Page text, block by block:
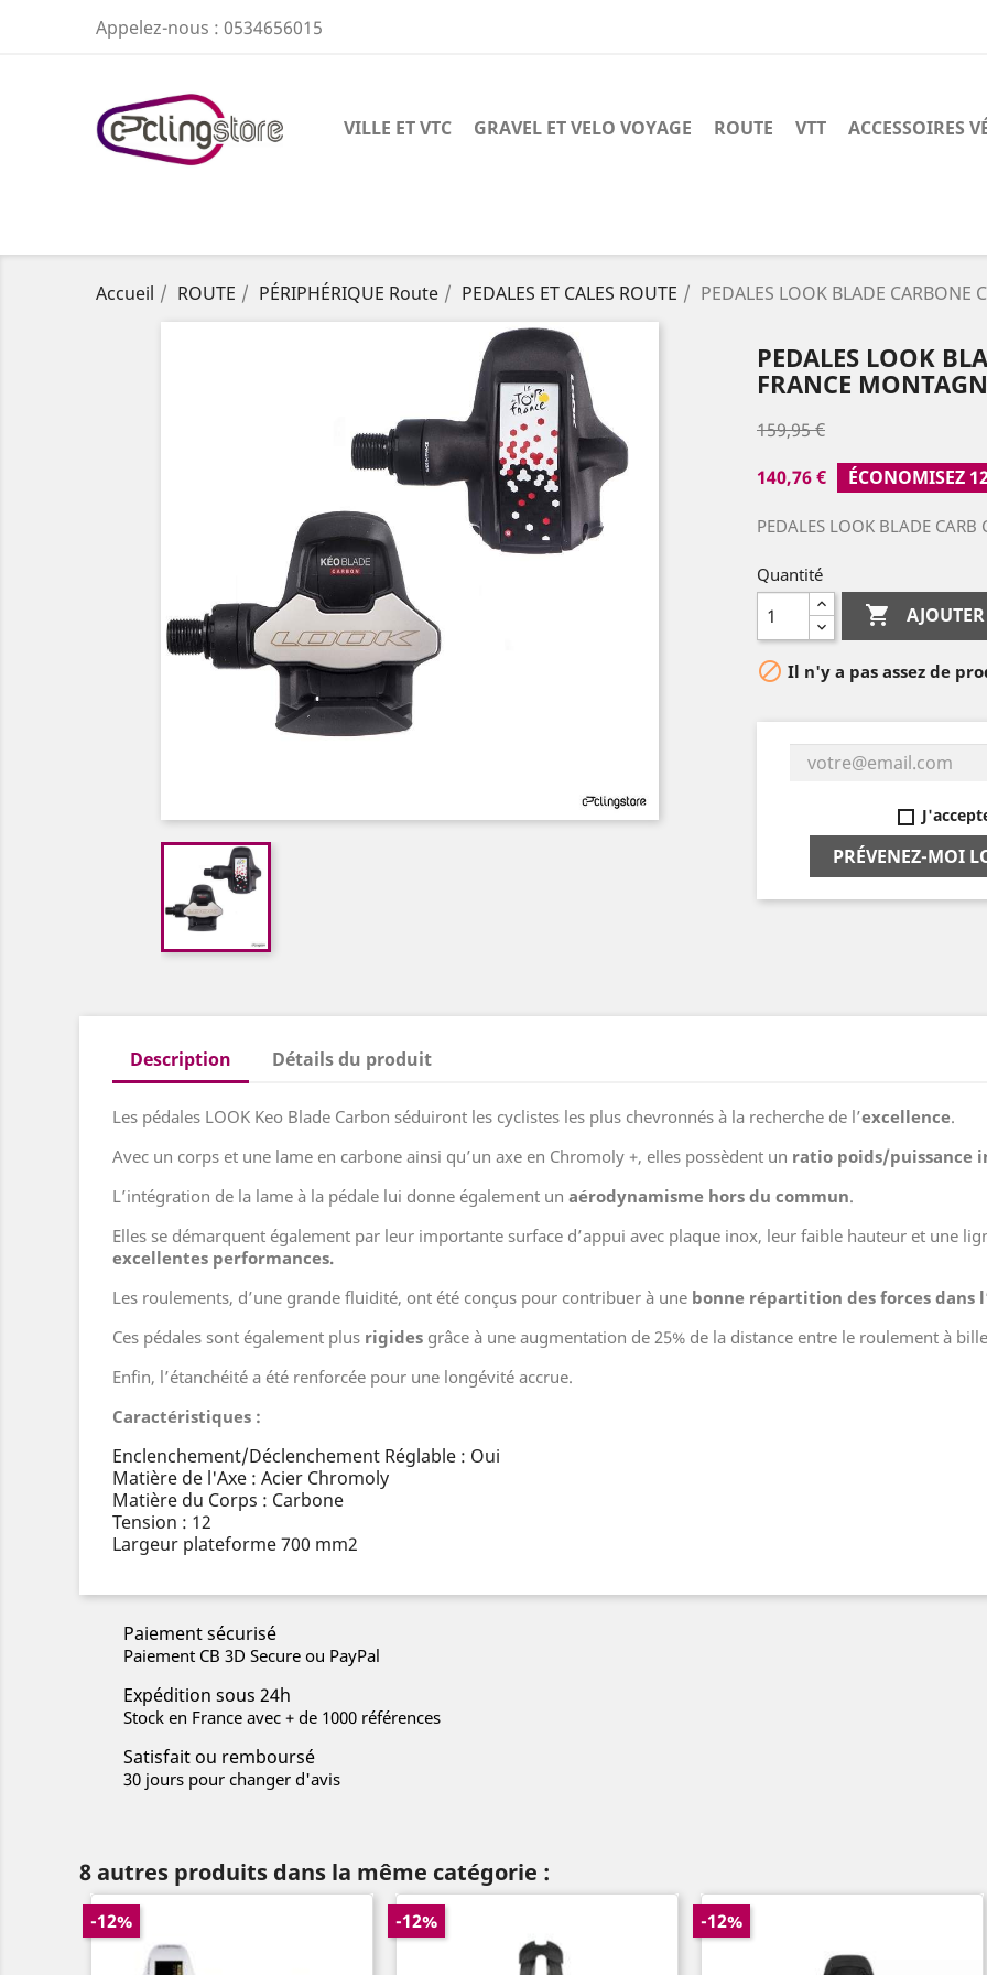
Appelez-nous : 0534656015
VILLE ET VTC GRAVEL ET VELO VOYAGE ROUTE VTT ACCESSOIRES
Accueil ROUTE PÉRIPHÉRIQUE Route PEDALES ET CALES ROUTE PEDALES LOOK BLADE CARBONE
PEDALES LOOK
FRANCE
159,95 €
140,76 €
ÉCONOMISEZ
PEDALES LOOK BLADE CARB
Quantité

 Il n'y a pas assez de
PRÉVENEZ-MOI
Description Détails du produit
Les pédales LOOK Keo Blade Carbon séduiront les cyclistes les plus chevronnés à la recherche de l’excellence.
Avec un corps et une lame en carbone ainsi qu’un axe en Chromoly +, elles possèdent un ratio poids/puissance
L’intégration de la lame à la pédale lui donne également un aérodynamisme hors du commun.
Elles se démarquent également par leur importante surface d’appui avec plaque inox, leur faible hauteur et une
excellentes performances.
Les roulements, d’une grande fluidité, ont été conçus pour contribuer à une bonne répartition des forces dans
Ces pédales sont également plus rigides grâce à une augmentation de 25% de la distance entre le roulement à
Enfin, l’étanchéité a été renforcée pour une longévité accrue.
Caractéristiques :
Enclenchement/Déclenchement Réglable : Oui
Matière de l'Axe : Acier Chromoly
Matière du Corps : Carbone
Tension : 12
Largeur plateforme 700 mm2
Paiement sécurisé
Paiement CB 3D Secure ou PayPal
Expédition sous 24h
Stock en France avec + de 1000 références
Satisfait ou remboursé
30 jours pour changer d'avis
8 autres produits dans la même catégorie :
-12% -12% -12%